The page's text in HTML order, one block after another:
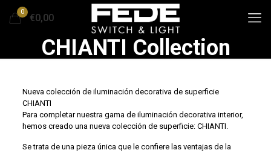
0
€0,00
CHIANTI Collection
Nueva colección de iluminación decorativa de superficie
CHIANTI
Para completar nuestra gama de iluminación decorativa interior,
hemos creado una nueva colección de superficie: CHIANTI.
Se trata de una pieza única que le confiere las ventajas de la